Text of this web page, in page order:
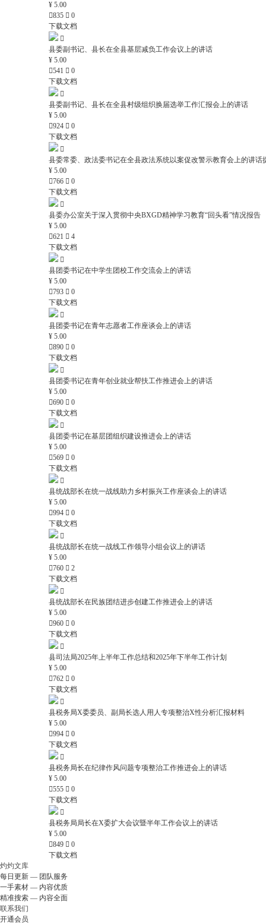
¥ 5.00
835  0
下载文档

县委副书记、县长在全县基层减负工作会议上的讲话
¥ 5.00
541  0
下载文档

县委副书记、县长在全县村级组织换届选举工作汇报会上的讲话
¥ 5.00
924  0
下载文档

县委常委、政法委书记在全县政法系统以案促改警示教育会上的讲话
¥ 5.00
766  0
下载文档

县委办公室关于深入贯彻中央BXGD精神学习教育“回头看”情况报告
¥ 5.00
621  4
下载文档

县团委书记在中学生团校工作交流会上的讲话
¥ 5.00
793  0
下载文档

县团委书记在青年志愿者工作座谈会上的讲话
¥ 5.00
890  0
下载文档

县团委书记在青年创业就业帮扶工作推进会上的讲话
¥ 5.00
690  0
下载文档

县团委书记在基层团组织建设推进会上的讲话
¥ 5.00
569  0
下载文档

县统战部长在统一战线助力乡村振兴工作座谈会上的讲话
¥ 5.00
994  0
下载文档

县统战部长在统一战线工作领导小组会议上的讲话
¥ 5.00
760  2
下载文档

县统战部长在民族团结进步创建工作推进会上的讲话
¥ 5.00
960  0
下载文档

县司法局2025年上半年工作总结和2025年下半年工作计划
¥ 5.00
762  0
下载文档

县税务局X委委员、副局长选人用人专项整治X性分析汇报材料
¥ 5.00
994  0
下载文档

县税务局长在纪律作风问题专项整治工作推进会上的讲话
¥ 5.00
555  0
下载文档

县税务局局长在X委扩大会议暨半年工作会议上的讲话
¥ 5.00
849  0
下载文档
灼灼文库
每日更新 — 团队服务
一手素材 — 内容优质
精准搜索 — 内容全面
联系我们
开通会员